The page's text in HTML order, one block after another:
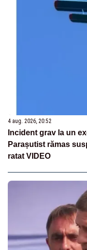
4 aug. 2026, 20:52
Incident grav la un
Parașutist rămas
ratat VIDEO